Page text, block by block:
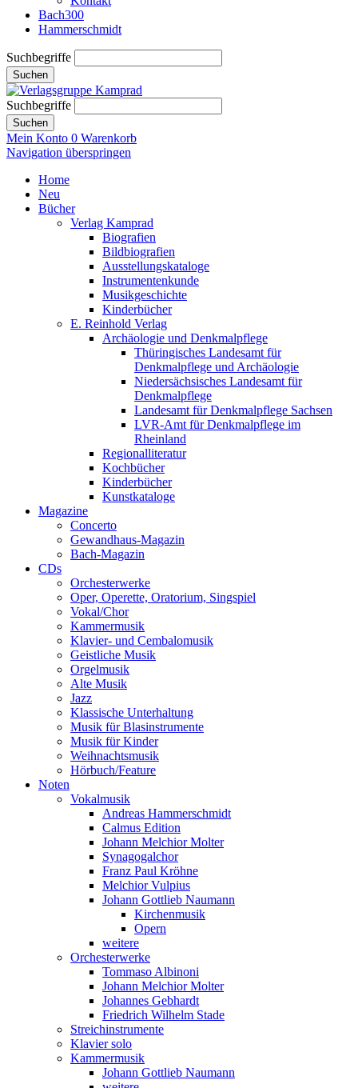
Bach300
Hammerschmidt
Suchbegriffe
Suchen
Suchbegriffe
Suchen
Mein Konto 0 Warenkorb
Navigation überspringen
Home
Neu
Bücher
Verlag Kamprad
Biografien
Bildbiografien
Ausstellungskataloge
Instrumentenkunde
Musikgeschichte
Kinderbücher
E. Reinhold Verlag
Archäologie und Denkmalpflege
Thüringisches Landesamt für
Denkmalpflege und Archäologie
Niedersächsisches Landesamt für
Denkmalpflege
Landesamt für Denkmalpflege Sachsen
LVR-Amt für Denkmalpflege im
Rheinland
Regionalliteratur
Kochbücher
Kinderbücher
Kunstkataloge
Magazine
Concerto
Gewandhaus-Magazin
Bach-Magazin
CDs
Orchesterwerke
Oper, Operette, Oratorium, Singspiel
Vokal/Chor
Kammermusik
Klavier- und Cembalomusik
Geistliche Musik
Orgelmusik
Alte Musik
Jazz
Klassische Unterhaltung
Musik für Blasinstrumente
Musik für Kinder
Weihnachtsmusik
Hörbuch/Feature
Noten
Vokalmusik
Andreas Hammerschmidt
Calmus Edition
Johann Melchior Molter
Synagogalchor
Franz Paul Kröhne
Melchior Vulpius
Johann Gottlieb Naumann
Kirchenmusik
Opern
weitere
Orchesterwerke
Tommaso Albinoni
Johann Melchior Molter
Johannes Gebhardt
Friedrich Wilhelm Stade
Streichinstrumente
Klavier solo
Kammermusik
Johann Gottlieb Naumann